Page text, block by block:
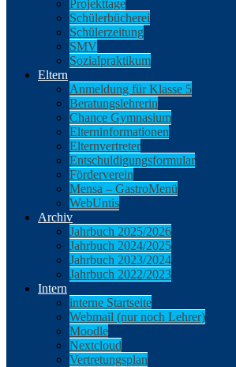
Projekttage
Schülerbücherei
Schülerzeitung
SMV
Sozialpraktikum
Eltern
Anmeldung für Klasse 5
Beratungslehrerin
Chance Gymnasium
Elterninformationen
Elternvertreter
Entschuldigungsformular
Förderverein
Mensa – GastroMenü
WebUntis
Archiv
Jahrbuch 2025/2026
Jahrbuch 2024/2025
Jahrbuch 2023/2024
Jahrbuch 2022/2023
Intern
interne Startseite
Webmail (nur noch Lehrer)
Moodle
Nextcloud
Vertretungsplan